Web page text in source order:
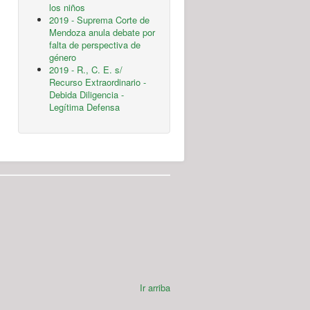
los niños
2019 - Suprema Corte de
Mendoza anula debate por
falta de perspectiva de
género
2019 - R., C. E. s/
Recurso Extraordinario -
Debida Diligencia -
Legítima Defensa
Ir arriba